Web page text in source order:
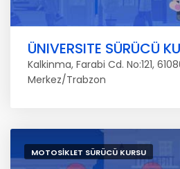
ÜNIVERSITE SÜRÜCÜ
Kalkinma, Farabi Cd. No:121,
Merkez/Trabzon
MOTOSIKLET SÜRÜCÜ KURSU